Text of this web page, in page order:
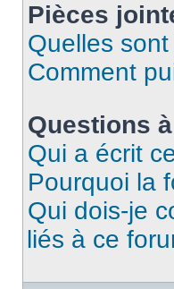
Pièces
Quelles
Comment
Questions
Qui a écrit
Pourquoi la
Qui dois-je
liés à ce